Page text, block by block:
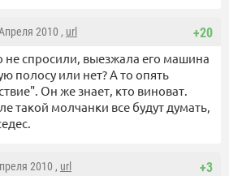
+20
2010 , url
не спросили, выезжала его машина
полосу или нет? А то опять
Он же знает, кто виноват.
такой молчанки все будут думать,
+3
2010 , url